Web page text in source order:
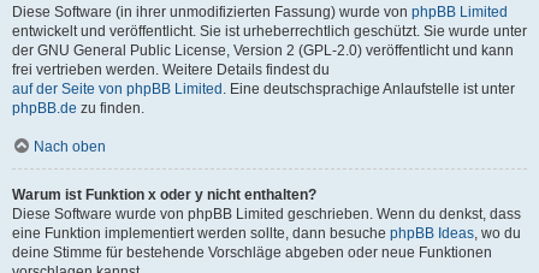
Diese Software (in ihrer unmodifizierten Fassung) wurde von phpBB Limited
entwickelt und veröffentlicht. Sie ist urheberrechtlich geschützt. Sie wurde unter
der GNU General Public License, Version 2 (GPL-2.0) veröffentlicht und kann
frei vertrieben werden. Weitere Details findest du
auf der Seite von phpBB Limited . Eine deutschsprachige Anlaufstelle ist unter
phpBB.de zu finden.
Nach oben
Warum ist Funktion x oder y nicht enthalten?
Diese Software wurde von phpBB Limited geschrieben. Wenn du denkst, dass
eine Funktion implementiert werden sollte, dann besuche phpBB Ideas, wo du
deine Stimme für bestehende Vorschläge abgeben oder neue Funktionen